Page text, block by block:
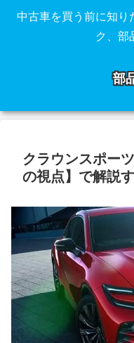
中古車を買う前に知り
ク、部
部
クラウンスポー
の視点】で解説